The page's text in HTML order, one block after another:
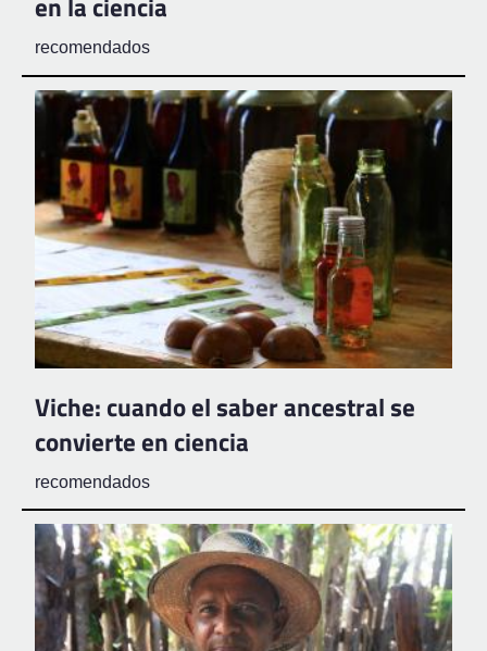
recomendados
Viche: cuando el saber ancestral se
convierte en ciencia
recomendados